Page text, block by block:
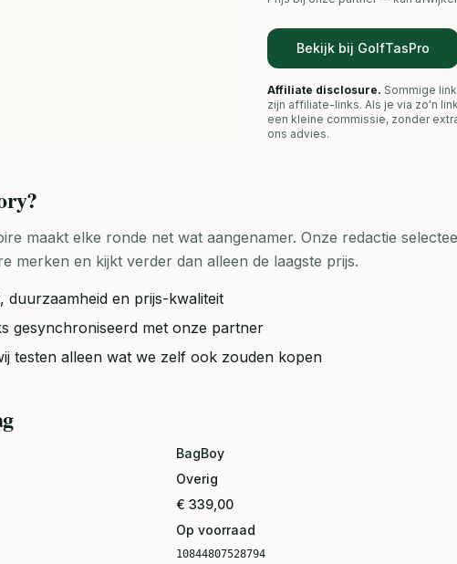
Bekijk bij GolfTasPro
Affiliate disclosure. Sommige
zijn affiliate-links. Als je via zo'n
een kleine commissie, zonder
ons advies.
?
maakt elke ronde net wat aangenamer. Onze redactie
merken en kijkt verder dan alleen de laagste prijs.
duurzaamheid en prijs-kwaliteit
gesynchroniseerd met onze partner
testen alleen wat we zelf ook zouden kopen
BagBoy
Overig
€ 339,00
Op voorraad
10844807528794